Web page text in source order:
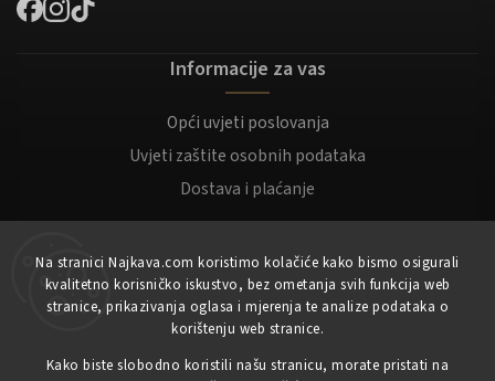
Na stranici Najkava.com koristimo kolačiće kako bismo osigurali
kvalitetno korisničko iskustvo, bez ometanja svih funkcija web
stranice, prikazivanja oglasa i mjerenja te analize podataka o
korištenju web stranice.
Kako biste slobodno koristili našu stranicu, morate pristati na
Informacije za vas
Opći uvjeti poslovanja
Uvjeti zaštite osobnih podataka
Dostava i plaćanje
Moj račun
Registracija
Prijaviti se